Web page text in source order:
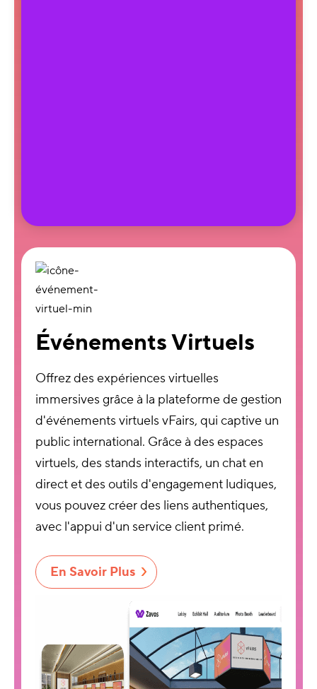
Événements Virtuels
Offrez des expériences virtuelles
immersives grâce à la plateforme de gestion
d'événements virtuels vFairs, qui captive un
public international. Grâce à des espaces
virtuels, des stands interactifs, un chat en
direct et des outils d'engagement ludiques,
vous pouvez créer des liens authentiques,
avec l'appui d'un service client primé.
En Savoir Plus